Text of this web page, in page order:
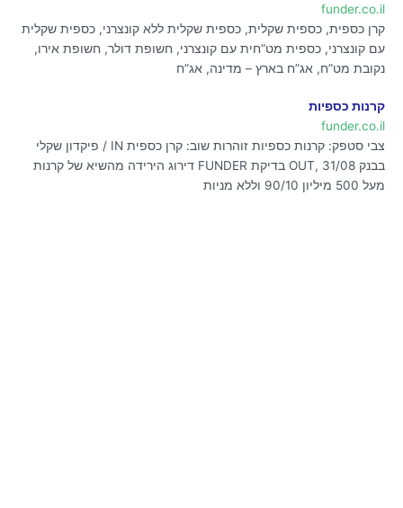
funder.co.il
קרן כספית, כספית שקלית, כספית שקלית ללא קונצרני, כספית שקלית
עם קונצרני, כספית מט”חית עם קונצרני, חשופת דולר, חשופת אירו,
נקובת מט”ח, אג”ח בארץ – מדינה, אג”ח
קרנות כספיות
funder.co.il
צבי סטפק: קרנות כספיות זוהרות שוב: קרן כספית IN / פיקדון שקלי
בבנק OUT, 31/08 בדיקת FUNDER דירוג הירידה מהשיא של קרנות
מעל 500 מיליון 90/10 וללא מניות